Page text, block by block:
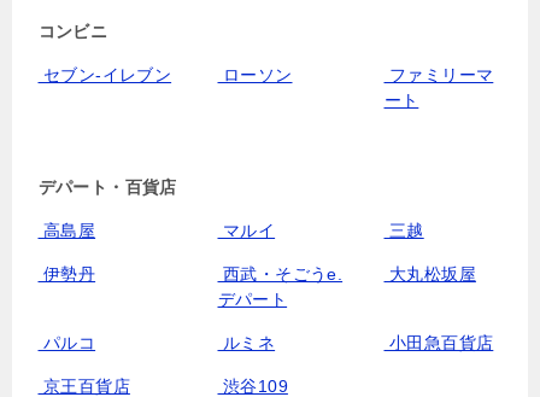
コンビニ
セブン‐イレブン ローソン
ファミリーマ
ート
デパート・百貨店
高島屋 マルイ 三越
伊勢丹
西武・そごうe.
デパート
大丸松坂屋
パルコ ルミネ 小田急百貨店
京王百貨店 渋谷109